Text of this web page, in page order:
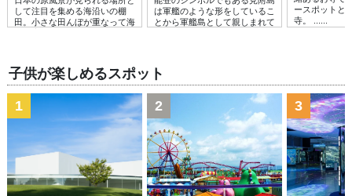
して注目を集める海沿いの棚
田。小さな田んぼが重なって海
は軍艦のような形をしているこ
とから軍艦島として親しまれて
ースポットと
寺。 ......
子供が楽しめるスポット
1 2 3